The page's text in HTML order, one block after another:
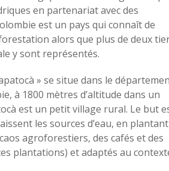
en partenariat avec des
est un pays qui connaît de
alors que plus de deux
y sont représentés.
» se situe dans le
à 1800 mètres d’altitude dans un
est un petit village rural. Le but
les sources d’eau, en plantant
agroforestiers, des cafés et des
plantations) et adaptés au